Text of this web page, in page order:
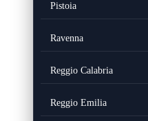
Pistoia
Ravenna
Reggio Calabria
Reggio Emilia